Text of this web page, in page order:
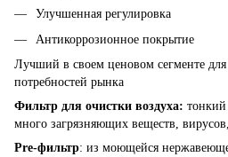
Улучшенная регулировка
Антикоррозионное покрытие
Лучший в своем ценовом сегменте для
потребностей рынка
Фильтр для очистки воздуха: тонкий
много загрязняющих веществ,
Pre-фильтр: из моющейся